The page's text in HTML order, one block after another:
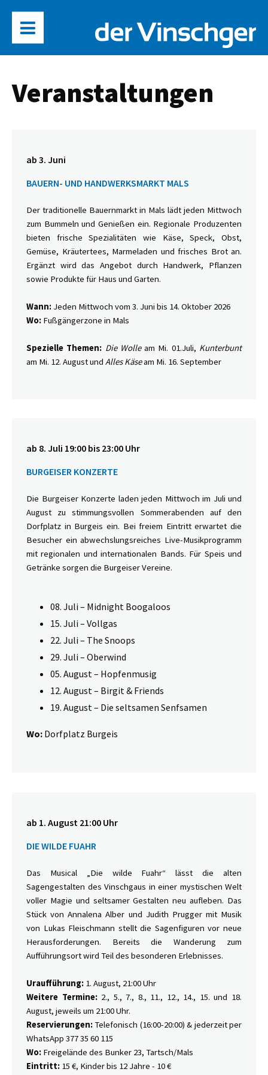
Veranstaltungen
ab 3. Juni
BAUERN- UND HANDWERKSMARKT MALS
Der traditionelle Bauernmarkt in Mals lädt jeden Mittwoch
zum Bummeln und Genießen ein. Regionale Produzenten
bieten frische Spezialitäten wie Käse, Speck, Obst,
Gemüse, Kräutertees, Marmeladen und frisches Brot an.
Ergänzt wird das Angebot durch Handwerk, Pflanzen
sowie Produkte für Haus und Garten.
Wann: Jeden Mittwoch vom 3. Juni bis 14. Oktober 2026
Wo: Fußgängerzone in Mals
Spezielle Themen: Die Wolleam Mi. 01.Juli, Kunterbunt
am Mi. 12. August und Alles Käseam Mi. 16. September
ab 8. Juli 19:00 bis 23:00 Uhr
BURGEISER KONZERTE
Die Burgeiser Konzerte laden jeden Mittwoch im Juli und
August zu stimmungsvollen Sommerabenden auf den
Dorfplatz in Burgeis ein. Bei freiem Eintritt erwartet die
Besucher ein abwechslungsreiches Live-Musikprogramm
mit regionalen und internationalen Bands. Für Speis und
Getränke sorgen die Burgeiser Vereine.
08. Juli – Midnight Boogaloos
15. Juli – Vollgas
22. Juli – The Snoops
29. Juli – Oberwind
05. August – Hopfenmusig
12. August – Birgit & Friends
19. August – Die seltsamen Senfsamen
Wo: Dorfplatz Burgeis
ab 1. August 21:00 Uhr
DIE WILDE FUAHR
Das Musical „Die wilde Fuahr“ lässt die alten
Sagengestalten des Vinschgaus in einer mystischen Welt
voller Magie und seltsamer Gestalten neu aufleben. Das
Stück von Annalena Alber und Judith Prugger mit Musik
von Lukas Fleischmann stellt die Sagenfiguren vor neue
Herausforderungen. Bereits die Wanderung zum
Aufführungsort wird Teil des besonderen Erlebnisses.
Uraufführung: 1. August, 21:00 Uhr
Weitere Termine:2., 5., 7., 8., 11., 12., 14., 15. und 18.
August, jeweils um 21:00 Uhr.
Reservierungen:Telefonisch (16:00-20:00) & jederzeit per
WhatsApp 377 35 60 115
Wo: Freigelände des Bunker 23, Tartsch/Mals
Eintritt: 15 €, Kinder bis 12 Jahre - 10 €